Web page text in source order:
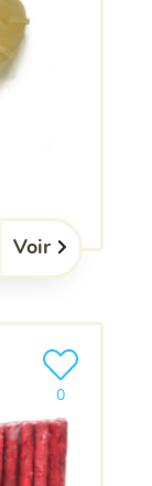
Voir
0
Ajouter le